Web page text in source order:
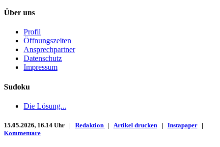
Über uns
Profil
Öffnungszeiten
Ansprechpartner
Datenschutz
Impressum
Sudoku
Die Lösung...
15.05.2026, 16.14 Uhr | Redaktion | Artikel drucken | Instapaper |
Kommentare